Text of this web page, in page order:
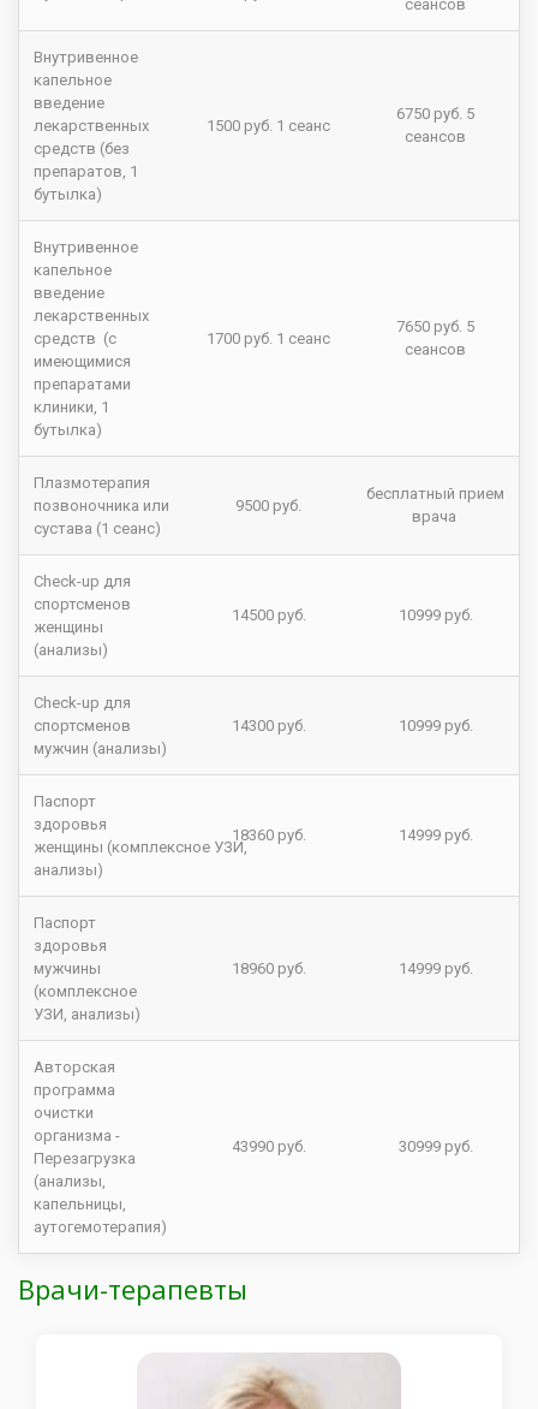
сеансов
Внутривенное
капельное
введение
лекарственных
средств (без
препаратов, 1
бутылка)
1500 руб. 1 сеанс
6750 руб. 5
сеансов
Внутривенное
капельное
введение
лекарственных
средств (с
имеющимися
препаратами
клиники, 1
бутылка)
1700 руб. 1 сеанс
7650 руб. 5
сеансов
Плазмотерапия
позвоночника или
сустава (1 сеанс)
9500 руб.
бесплатный прием
врача
Check-up для
спортсменов
женщины
(анализы)
14500 руб. 10999 руб.
Check-up для
спортсменов
мужчин (анализы)
14300 руб. 10999 руб.
Паспорт
здоровья
женщины (комплексное УЗИ,
анализы)
18360 руб. 14999 руб.
Паспорт
здоровья
мужчины
(комплексное
УЗИ, анализы)
18960 руб. 14999 руб.
Авторская
программа
очистки
организма -
Перезагрузка
(анализы,
капельницы,
аутогемотерапия)
43990 руб. 30999 руб.
Врачи-терапевты